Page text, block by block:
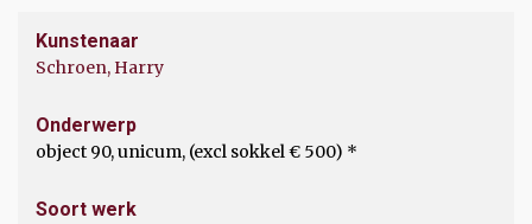
Kunstenaar
Schroen, Harry
Onderwerp
object 90, unicum, (excl sokkel € 500) *
Soort werk